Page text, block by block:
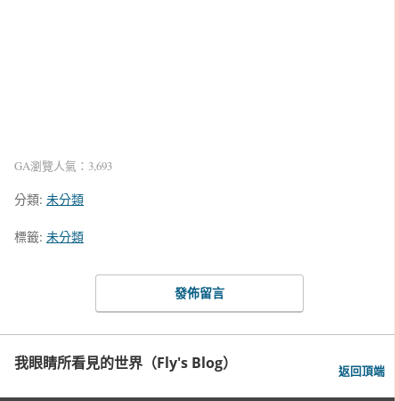
GA瀏覽人氣：3,693
分類: 未分類
標籤: 未分類
發佈留言
我眼睛所看見的世界（Fly's Blog） 返回頂端